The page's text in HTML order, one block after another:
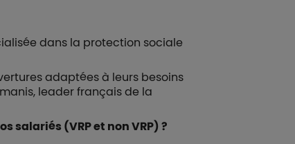
dans la protection sociale
adaptées à leurs besoins
leader français de la
(VRP et non VRP) ?